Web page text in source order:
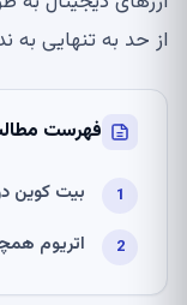
از حد به تنهایی
فهرست
بیت کوین
اتریوم